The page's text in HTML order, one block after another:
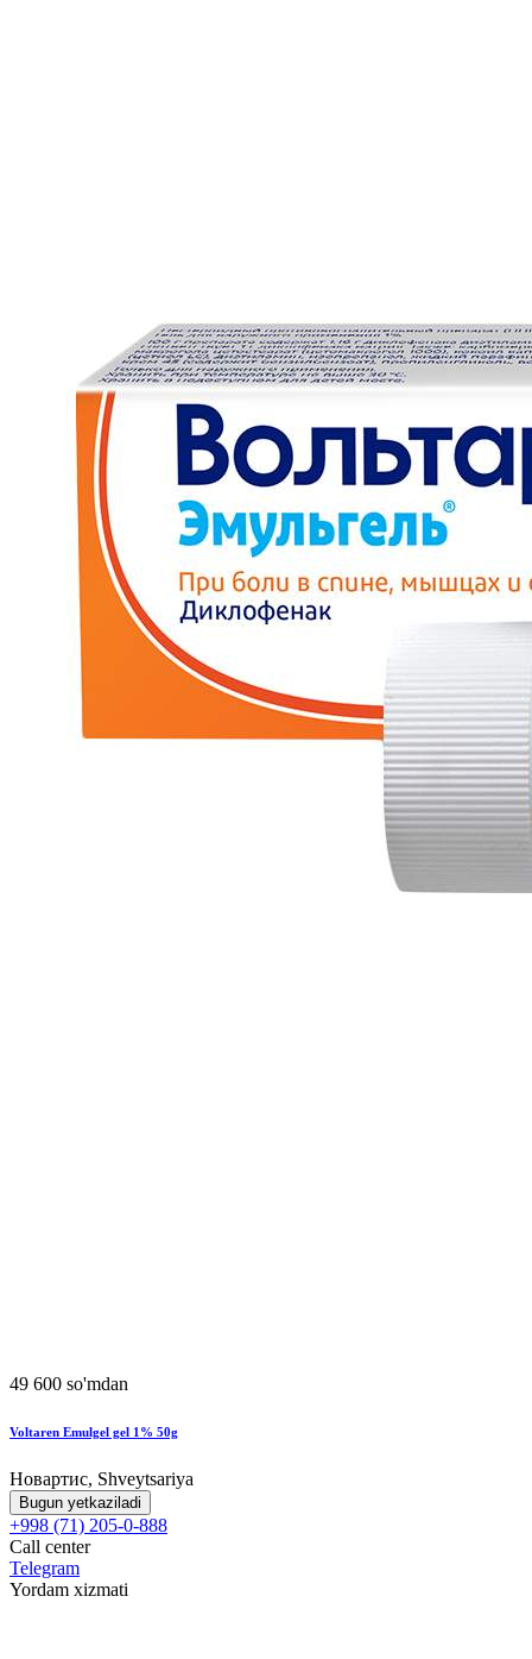
49 600 so'mdan
Voltaren Emulgel gel 1% 50g
Новартис, Shveytsariya
Bugun yetkaziladi
+998 (71) 205-0-888
Call center
Telegram
Yordam xizmati